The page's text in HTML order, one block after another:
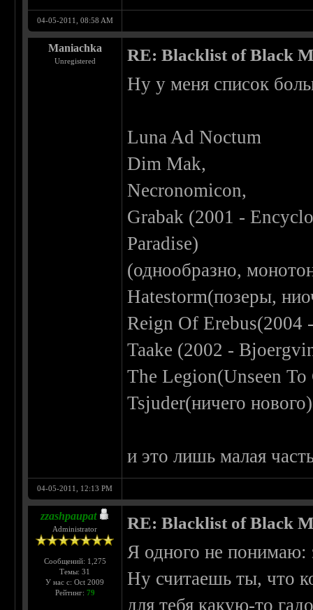
04-05-2011, 08:58 AM
Maniachka
Unregistered RE: Blacklist of Black
Ну у меня список
Luna Ad Noctum
Dim Mak,
Necronomicon,
Grabak (2001 -
Paradise)
(однообразно,
Hatestorm(позеры,
Reign Of Erebus(2004
Taake (2002 -
The Legion(Unseen
Tsjuder(ничего нового)
и это лишь малая
04-05-2011, 12:13 PM
zzashpaupat
Administrator
Сообщений: 1,275
Темы: 31
У нас с: Oct 2009
Рейтинг: 79
RE: Blacklist of Black
Я одного не понимаю:
Ну считаешь ты, что
для тебя какую-то